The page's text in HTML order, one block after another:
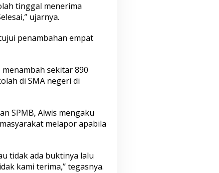
tinggal menerima
ujarnya.
penambahan empat
menambah sekitar 890
di SMA negeri di
SPMB, Alwis mengaku
melapor apabila
tidak ada buktinya lalu
kami terima,” tegasnya.